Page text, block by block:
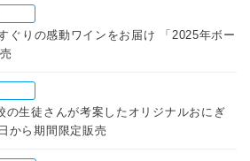
ぐりの感動ワインをお届け 「2025年ボー
の生徒さんが考案したオリジナルおにぎ
から期間限定販売